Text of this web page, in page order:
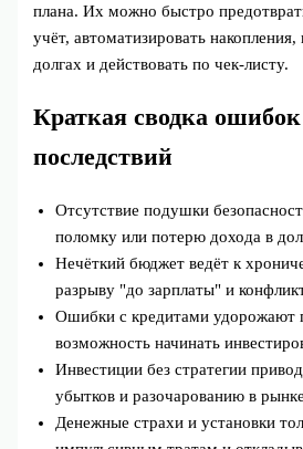
плана. Их можно быстро
учёт, автоматизировать
долгах и действовать по чек‑листу.
Краткая сводка
последствий
Отсутствие подушки
поломку или потерю дохода в
Нечёткий бюджет ведёт к
разрыву "до зарплаты" и
Ошибки с кредитами удорожают
возможность начинать
Инвестиции без стратегии
убытков и разочарованию в
Денежные страхи и установки